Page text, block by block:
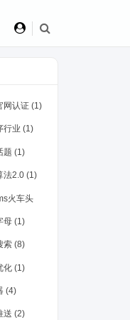
网认证 (1)
行业 (1)
题 (1)
法2.0 (1)
火车头
母 (1)
索 (8)
化 (1)
(4)
送 (2)